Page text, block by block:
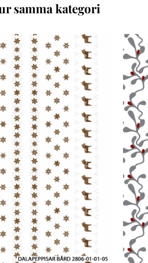
samma kategori